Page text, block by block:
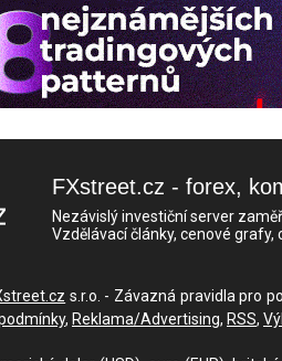
FXstreet.cz - forex,
Nezávislý investiční server
Vzdělávací články, cenové
s.r.o. - Závazná pravidla pro
, Reklama/Advertising, RSS,